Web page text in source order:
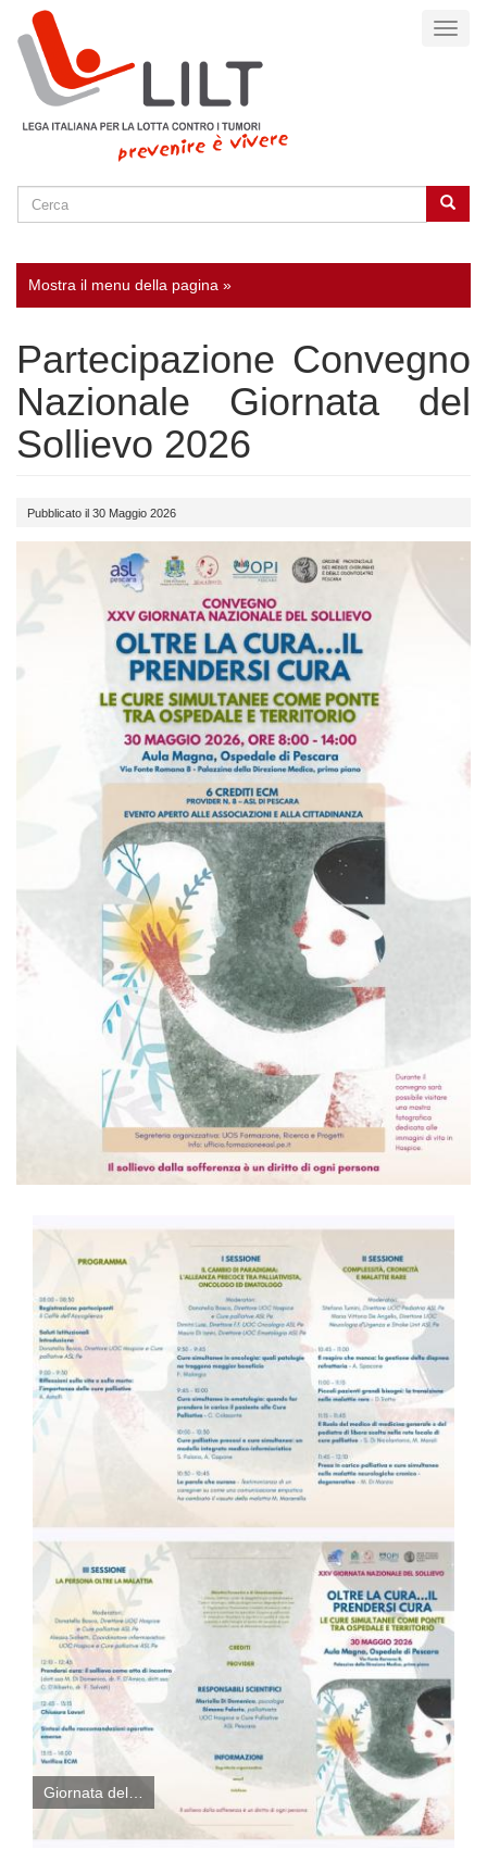
contenuto
principale
SEARCH Cerca
Mostra il menu della pagina »
Partecipazione Convegno
Nazionale Giornata del
Sollievo 2026
Pubblicato il 30 Maggio 2026
Giornata del…